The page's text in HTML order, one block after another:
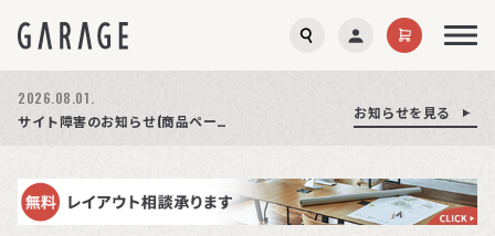
2026.08.03.
お知らせを見る
商品ページ障害復旧のお知らせ お知らせを見る
2026.08.01.
サイト障害のお知らせ(商品ページが正常に表示されない事象発生)
お知らせを見る